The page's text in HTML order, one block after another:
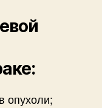
опухоли;